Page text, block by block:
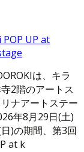
UP at
は、キラ
2階のアートス
ナアートステー
年8月29日(土)
)の期間、第3回
at k